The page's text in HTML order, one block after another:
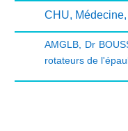
CHU, Médecine,
AMGLB, Dr
rotateurs de